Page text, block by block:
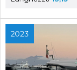
2023